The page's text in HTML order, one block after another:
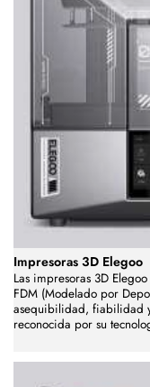
Impresoras 3D Elegoo
Las impresoras 3D
FDM (Modelado por
asequibilidad, fiabilidad
reconocida por su